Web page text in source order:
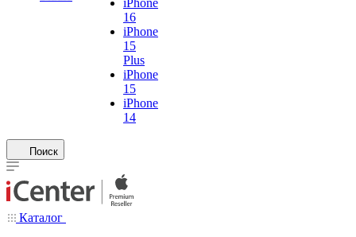
iPhone
16
iPhone
15
Plus
iPhone
15
iPhone
14
Поиск
Каталог